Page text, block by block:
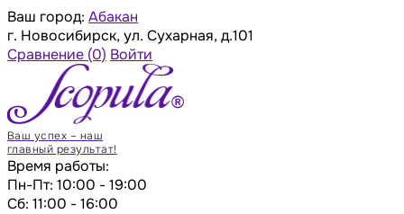
Ваш город: Абакан
г. Новосибирск, ул. Сухарная, д.101
Сравнение (0) Войти
Ваш успех – наш
главный результат!
Время работы:
Пн-Пт: 10:00 - 19:00
Сб: 11:00 - 16:00